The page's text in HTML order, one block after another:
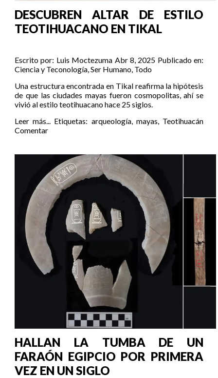
DESCUBREN ALTAR DE ESTILO
TEOTIHUACANO EN TIKAL
Escrito por: Luis Moctezuma Abr 8, 2025 Publicado en:
Ciencia y Teconología,Ser Humano, Todo
Una estructura encontrada en Tikal reafirma la hipótesis
de que las ciudades mayas fueron cosmopolitas, ahí se
vivió al estilo teotihuacano hace 25 siglos.
Leer más... Etiquetas: arqueología, mayas, Teotihuacán
Comentar
HALLAN LA TUMBA DE UN
FARAÓN EGIPCIO POR PRIMERA
VEZ EN UN SIGLO